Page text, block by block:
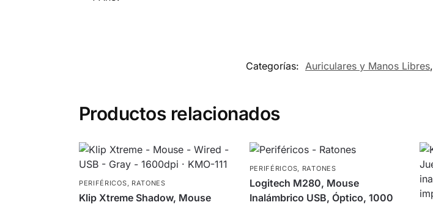
Categorías: Auriculares y Manos Libres,
Productos relacionados
PERIFÉRICOS, RATONES
Klip Xtreme Shadow, Mouse
PERIFÉRICOS, RATONES
Logitech M280, Mouse
Inalámbrico USB, Óptico, 1000